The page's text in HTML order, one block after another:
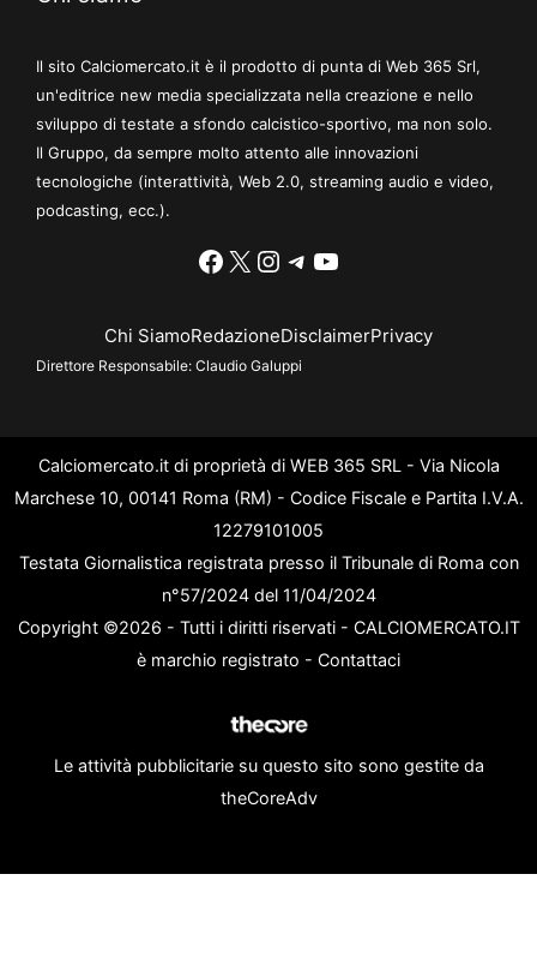
Il sito Calciomercato.it è il prodotto di punta di Web 365 Srl,
un'editrice new media specializzata nella creazione e nello
sviluppo di testate a sfondo calcistico-sportivo, ma non solo.
Il Gruppo, da sempre molto attento alle innovazioni
tecnologiche (interattività, Web 2.0, streaming audio e video,
podcasting, ecc.).
Facebook
X Instagram
Telegram
YouTube
Chi SiamoRedazioneDisclaimerPrivacy
Direttore Responsabile: Claudio Galuppi
Calciomercato.it di proprietà di WEB 365 SRL - Via Nicola
Marchese 10, 00141 Roma (RM) - Codice Fiscale e Partita I.V.A.
12279101005
Testata Giornalistica registrata presso il Tribunale di Roma con
n°57/2024 del 11/04/2024
Copyright ©2026 - Tutti i diritti riservati - CALCIOMERCATO.IT
è marchio registrato - Contattaci
Le attività pubblicitarie su questo sito sono gestite da
theCoreAdv